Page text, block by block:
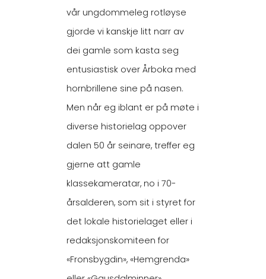
vår ungdommeleg rotløyse
gjorde vi kanskje litt narr av
dei gamle som kasta seg
entusiastisk over Årboka med
hornbrillene sine på nasen.
Men når eg iblant er på møte i
diverse historielag oppover
dalen 50 år seinare, treffer eg
gjerne att gamle
klassekameratar, no i 70-
årsalderen, som sit i styret for
det lokale historielaget eller i
redaksjonskomiteen for
«Fronsbygdin», «Hemgrenda»